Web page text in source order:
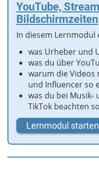
YouTube,
Bildschirmzeiten
In diesem Lernmodul
was Urheber und
was du über
warum die Videos
und Influencer so
was du bei Musik-
TikTok beachten
Lernmodul starten